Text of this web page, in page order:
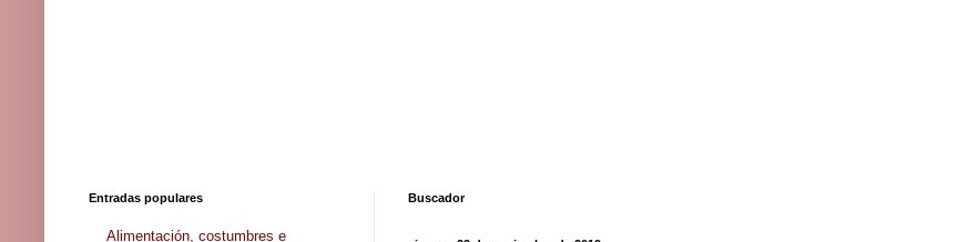
Buscador
Entradas populares
Alimentación, costumbres e